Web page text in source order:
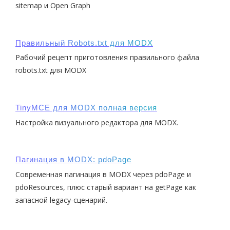
sitemap и Open Graph
Правильный Robots.txt для MODX
Рабочий рецепт приготовления правильного файла
robots.txt для MODX
TinyMCE для MODX полная версия
Настройка визуального редактора для MODX.
Пагинация в MODX: pdoPage
Современная пагинация в MODX через pdoPage и
pdoResources, плюс старый вариант на getPage как
запасной legacy-сценарий.